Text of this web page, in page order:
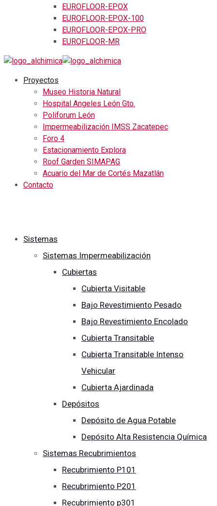
EUROFLOOR-EPOX
EUROFLOOR-EPOX-100
EUROFLOOR-EPOX-PRO
EUROFLOOR-MR
Proyectos
Museo Historia Natural
Hospital Angeles León Gto.
Poliforum León
Impermeabilización IMSS Zacatepec
Foro 4
Estacionamiento Explora
Roof Garden SIMAPAG
Acuario del Mar de Cortés Mazatlán
Contacto
Sistemas
Sistemas Impermeabilización
Cubiertas
Cubierta Visitable
Bajo Revestimiento Pesado
Bajo Revestimiento Encolado
Cubierta Transitable
Cubierta Transitable Intenso
Vehicular
Cubierta Ajardinada
Depósitos
Depósito de Agua Potable
Depósito Alta Resistencia Química
Sistemas Recubrimientos
Recubrimiento P101
Recubrimiento P201
Recubrimiento p301